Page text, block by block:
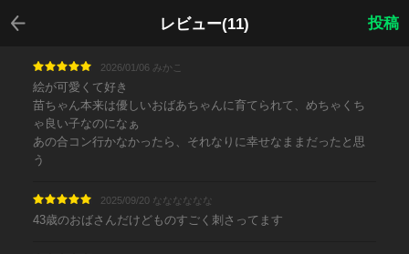
レビュー(11)
戻る
投稿
2026/01/06 みかこ
絵が可愛くて好き
苗ちゃん本来は優しいおばあちゃんに育てられて、めちゃくち
ゃ良い子なのになぁ
あの合コン行かなかったら、それなりに幸せなままだったと思
う
2025/09/20 なななななな
43歳のおばさんだけどものすごく刺さってます